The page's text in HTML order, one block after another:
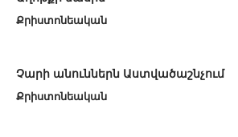
Քրիստոնեական
Չարի անուններն Աստվածաշնչում
Քրիստոնեական